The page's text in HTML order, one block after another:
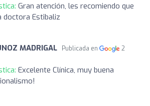
Gran atención, les recomiendo que
doctora Estibaliz
MADRIGAL Publicada en
2
Excelente Clínica, muy buena